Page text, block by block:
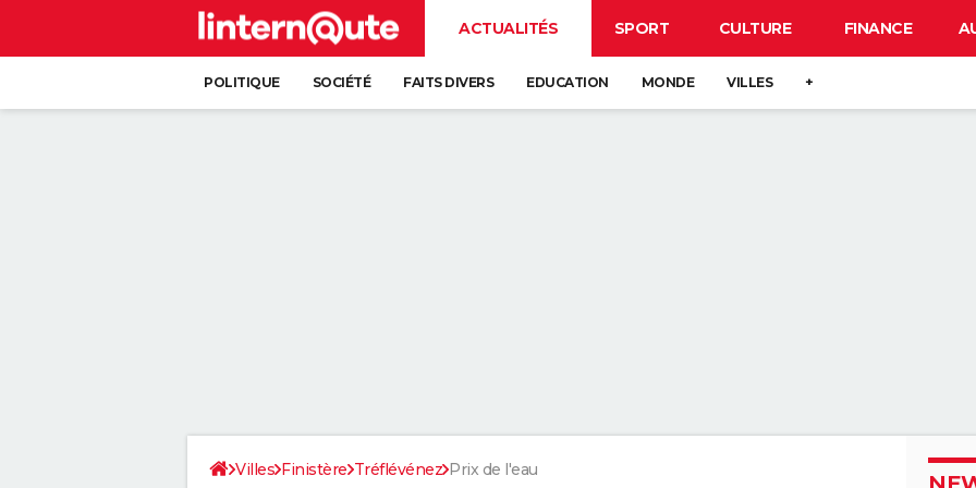
ACTUALITÉS SPORT CULTURE FINANCE
POLITIQUE SOCIÉTÉ FAITS DIVERS EDUCATION MONDE VILLES +
Villes Finistère Tréflévénez Prix de l'eau